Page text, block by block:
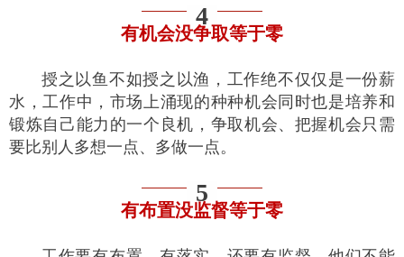
4
有机会没争取等于零
授之以鱼不如授之以渔，工作绝不仅仅是一份薪
水，工作中，市场上涌现的种种机会同时也是培养和
锻炼自己能力的一个良机，争取机会、把握机会只需
要比别人多想一点、多做一点。
5
有布置没监督等于零